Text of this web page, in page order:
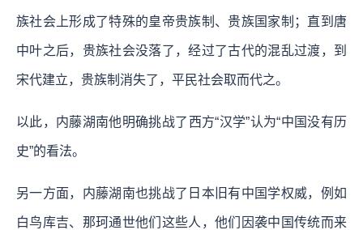
族社会上形成了特殊的皇帝贵族制、贵族国家制；直到唐
中叶之后，贵族社会没落了，经过了古代的混乱过渡，到
宋代建立，贵族制消失了，平民社会取而代之。
以此，内藤湖南他明确挑战了西方“汉学”认为“中国没有历
史”的看法。
另一方面，内藤湖南也挑战了日本旧有中国学权威，例如
白鸟库吉、那珂通世他们这些人，他们因袭中国传统而来